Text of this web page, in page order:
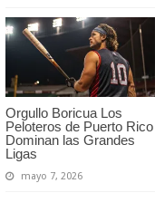
Orgullo Boricua Los
Peloteros de Puerto Rico
Dominan las Grandes
Ligas
mayo 7, 2026